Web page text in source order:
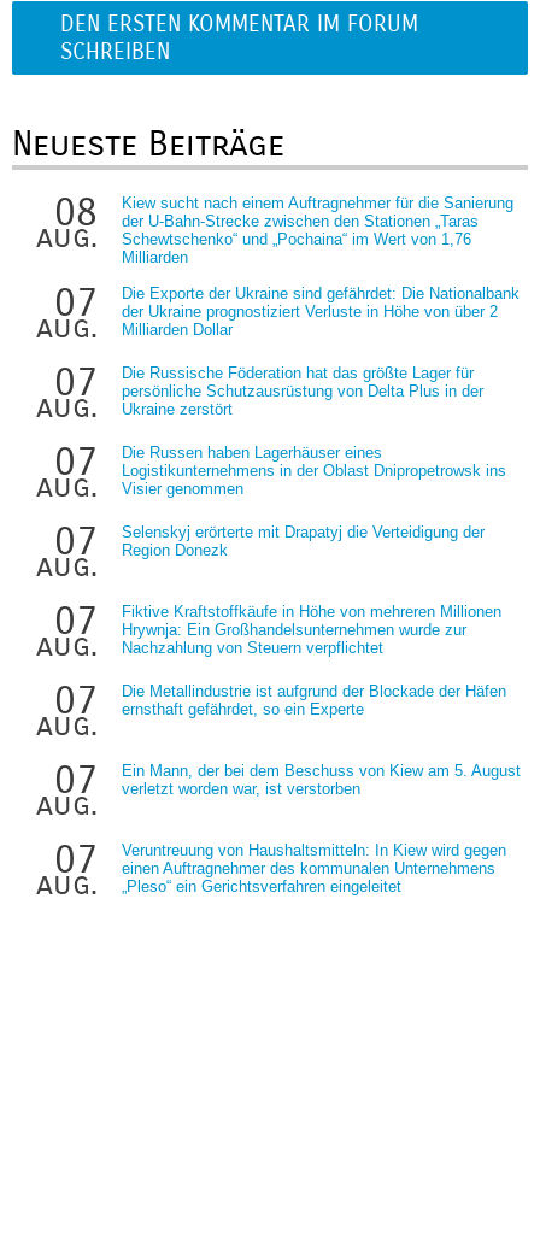
DEN ERSTEN KOMMENTAR IM FORUM
SCHREIBEN
Neueste Beiträge
08
aug.
Kiew sucht nach einem Auftragnehmer für die Sanierung
der U-Bahn-Strecke zwischen den Stationen „Taras
Schewtschenko“ und „Pochaina“ im Wert von 1,76
Milliarden
07
aug.
Die Exporte der Ukraine sind gefährdet: Die Nationalbank
der Ukraine prognostiziert Verluste in Höhe von über 2
Milliarden Dollar
07
aug.
Die Russische Föderation hat das größte Lager für
persönliche Schutzausrüstung von Delta Plus in der
Ukraine zerstört
07
aug.
Die Russen haben Lagerhäuser eines
Logistikunternehmens in der Oblast Dnipropetrowsk ins
Visier genommen
07
aug.
Selenskyj erörterte mit Drapatyj die Verteidigung der
Region Donezk
07
aug.
Fiktive Kraftstoffkäufe in Höhe von mehreren Millionen
Hrywnja: Ein Großhandelsunternehmen wurde zur
Nachzahlung von Steuern verpflichtet
07
aug.
Die Metallindustrie ist aufgrund der Blockade der Häfen
ernsthaft gefährdet, so ein Experte
07
aug.
Ein Mann, der bei dem Beschuss von Kiew am 5. August
verletzt worden war, ist verstorben
07
aug.
Veruntreuung von Haushaltsmitteln: In Kiew wird gegen
einen Auftragnehmer des kommunalen Unternehmens
„Pleso“ ein Gerichtsverfahren eingeleitet